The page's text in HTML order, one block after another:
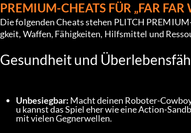
PREMIUM-CHEATS FÜR „FAR FAR
Die folgenden Cheats stehen PLITCH
gkeit, Waffen, Fähigkeiten, Hilfsmittel und
Gesundheit und
Unbesiegbar: Macht deinen Roboter-
u kannst das Spiel eher wie eine Action-
mit vielen Gegnerwellen.